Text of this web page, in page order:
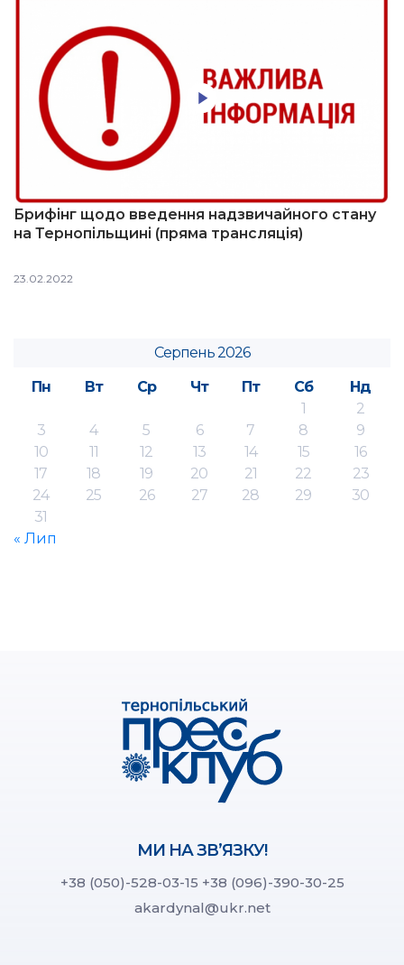
Брифінг щодо введення надзвичайного стану
на Тернопільщині (пряма трансляція)
23.02.2022
Серпень 2026
Пн
Вт Ср Чт Пт Сб
Нд
1
2
3
4 5 6 7 8
9
10
11 12 13 14 15
16
17
18 19 20 21 22
23
24
25 26 27 28 29
30
31
« Лип
МИ НА ЗВ’ЯЗКУ!
+38 (050)-528-03-15 +38 (096)-390-30-25
akardynal@ukr.net